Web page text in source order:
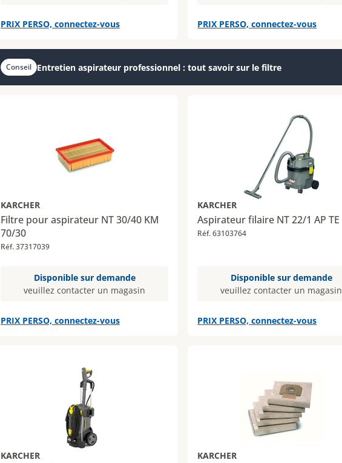
PRIX PERSO, connectez-vous PRIX PERSO, connectez-vous
KARCHER
Filtre pour aspirateur NT 30/40 KM
70/30
Réf. 37317039
Disponible sur demande
veuillez contacter un magasin
PRIX PERSO, connectez-vous
KARCHER
Aspirateur filaire NT 22/1 AP TE
Réf. 63103764
Disponible sur demande
veuillez contacter un magasin
PRIX PERSO, connectez-vous
KARCHER KARCHER
Conseil Entretien aspirateur professionnel : tout savoir sur le filtre